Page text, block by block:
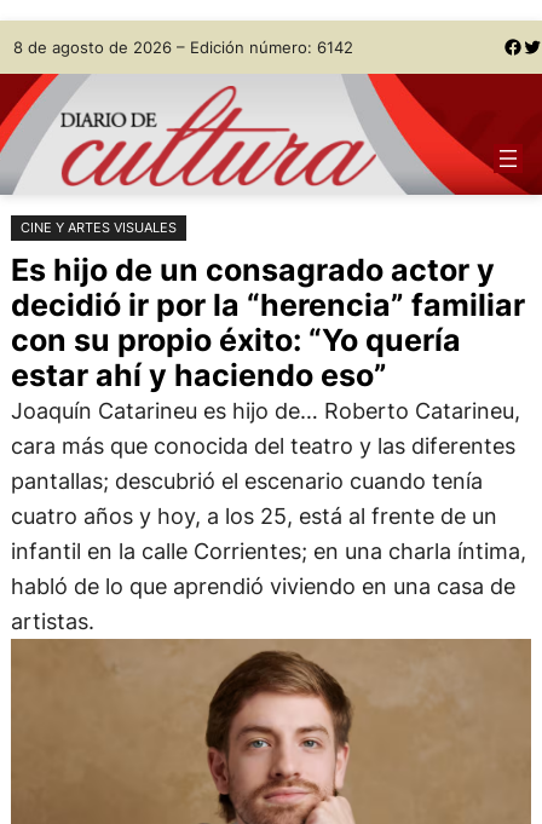
Saltar
al
contenido
Skip
to
content
8 de agosto de 2026 – Edición número: 6142 Facebook Twitter
CINE Y ARTES VISUALES
Es hijo de un consagrado actor y
decidió ir por la “herencia” familiar
con su propio éxito: “Yo quería
estar ahí y haciendo eso”
Joaquín Catarineu es hijo de… Roberto Catarineu,
cara más que conocida del teatro y las diferentes
pantallas; descubrió el escenario cuando tenía
cuatro años y hoy, a los 25, está al frente de un
infantil en la calle Corrientes; en una charla íntima,
habló de lo que aprendió viviendo en una casa de
artistas.